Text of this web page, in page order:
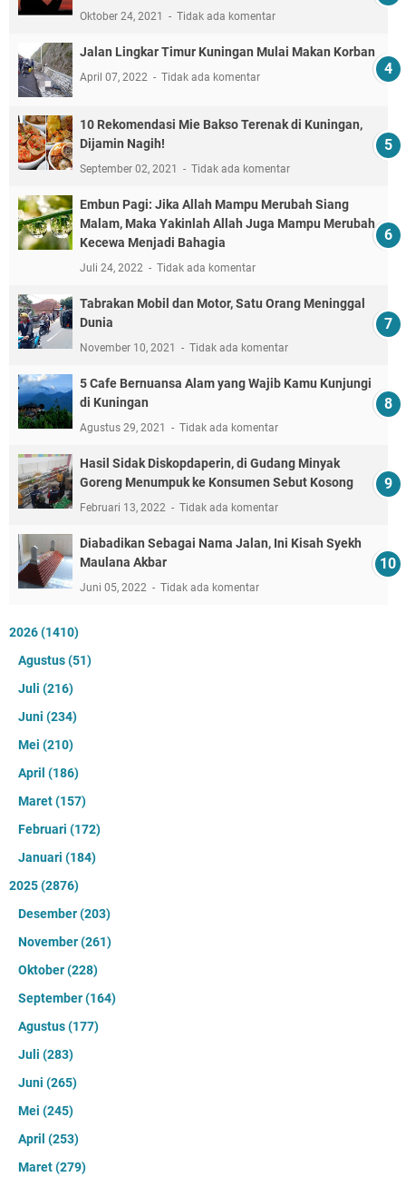
Oktober 24, 2021 Tidak ada komentar
Jalan Lingkar Timur Kuningan Mulai Makan Korban
April 07, 2022 Tidak ada komentar
10 Rekomendasi Mie Bakso Terenak di Kuningan,
Dijamin Nagih!
September 02, 2021 Tidak ada komentar
Embun Pagi: Jika Allah Mampu Merubah Siang
Malam, Maka Yakinlah Allah Juga Mampu Merubah
Kecewa Menjadi Bahagia
Juli 24, 2022 Tidak ada komentar
Tabrakan Mobil dan Motor, Satu Orang Meninggal
Dunia
November 10, 2021 Tidak ada komentar
5 Cafe Bernuansa Alam yang Wajib Kamu Kunjungi
di Kuningan
Agustus 29, 2021 Tidak ada komentar
Hasil Sidak Diskopdaperin, di Gudang Minyak
Goreng Menumpuk ke Konsumen Sebut Kosong
Februari 13, 2022 Tidak ada komentar
Diabadikan Sebagai Nama Jalan, Ini Kisah Syekh
Maulana Akbar
Juni 05, 2022 Tidak ada komentar
2026(1410)
Agustus(51)
Juli (216)
Juni (234)
Mei (210)
April (186)
Maret(157)
Februari (172)
Januari (184)
2025(2876)
Desember(203)
November(261)
Oktober(228)
September(164)
Agustus(177)
Juli (283)
Juni (265)
Mei (245)
April (253)
Maret(279)